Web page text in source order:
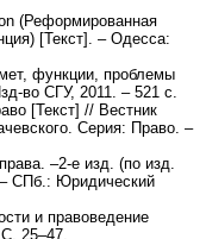
(Реформированная
[Текст]. – Одесса:
функции, проблемы
во СГУ, 2011. – 521 с.
[Текст] // Вестник
Серия: Право. –
–2-е изд. (по изд.
СПб.: Юридический
и правоведение
25–47.